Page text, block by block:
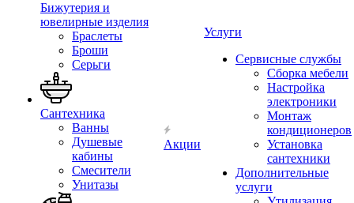
Бижутерия и
ювелирные изделия
Браслеты
Броши
Серьги
Сантехника
Ванны
Душевые
кабины
Смесители
Унитазы
Акции
Услуги
Сервисные службы
Сборка мебели
Настройка
электроники
Монтаж
кондиционеров
Установка
сантехники
Дополнительные
услуги